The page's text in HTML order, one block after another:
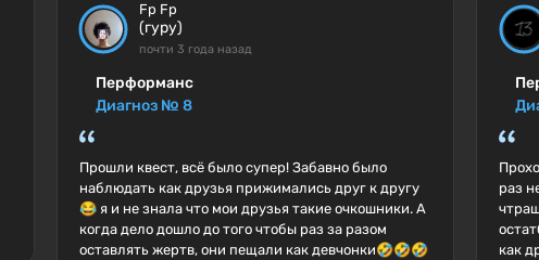
Fp Fp
(гуру)
почти 3 года назад
Перформанс
Диагноз № 8
Прошли квест, всё было супер! Забавно было
наблюдать как друзья прижимались друг к другу
😂 я и не знала что мои друзья такие очкошники. А
когда дело дошло до того чтобы раз за разом
оставлять жертв, они пещали как девчонки🤣🤣🤣
раз не
как